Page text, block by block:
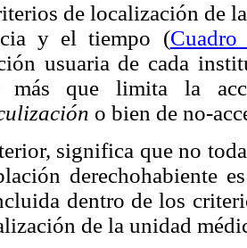
de localización de
y el tiempo (Cuadro
usuaria de cada
más que limita la
o bien de no-
significa que no
derechohabiente
dentro de los
de la unidad